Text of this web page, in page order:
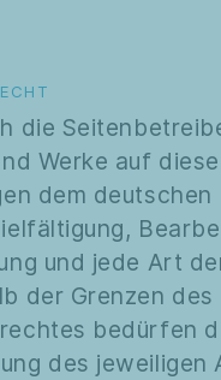
die
Werke auf
dem
und jede Art
der Grenzen des
bedürfen
des jeweiligen